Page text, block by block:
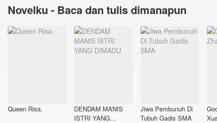
Novelku - Baca dan tulis dimanapun
Queen Risa.
DENDAM MANIS
ISTRI YANG
Jiwa Pembunuh Di
Tubuh Gadis SMA